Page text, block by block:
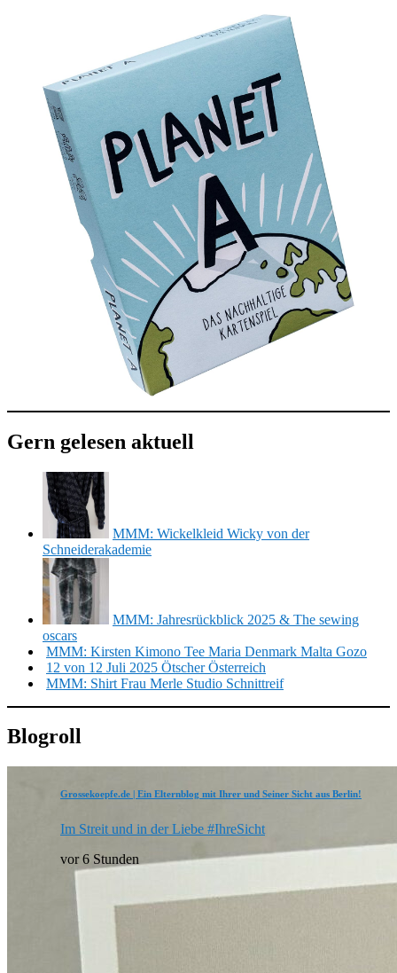
Gern gelesen aktuell
MMM: Wickelkleid Wicky von der
Schneiderakademie
MMM: Jahresrückblick 2025 & The sewing
oscars
MMM: Kirsten Kimono Tee Maria Denmark Malta Gozo
12 von 12 Juli 2025 Ötscher Österreich
MMM: Shirt Frau Merle Studio Schnittreif
Blogroll
Grossekoepfe.de | Ein Elternblog mit Ihrer und Seiner Sicht aus Berlin!
Im Streit und in der Liebe #IhreSicht
vor 6 Stunden